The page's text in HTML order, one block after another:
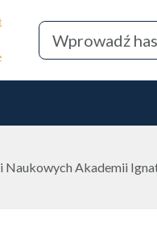
Naukowych Akademii